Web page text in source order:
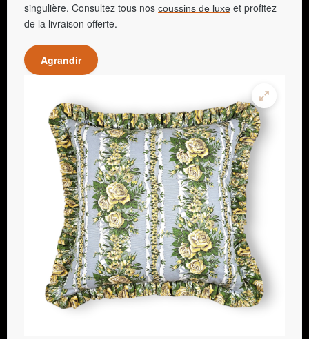
singulière. Consultez tous nos coussins de luxe et profitez
de la livraison offerte.
Agrandir